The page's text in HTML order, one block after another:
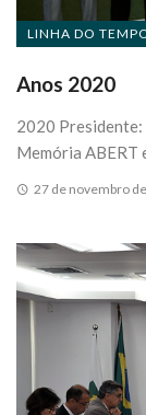
LINHA DO
Anos 2020
2020 Presidente:
Memória ABERT
27 de novembro